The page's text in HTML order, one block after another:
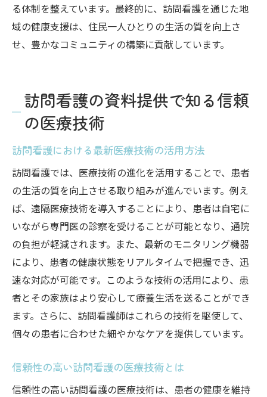
る体制を整えています。最終的に、訪問看護を通じた地
域の健康支援は、住民一人ひとりの生活の質を向上さ
せ、豊かなコミュニティの構築に貢献しています。
訪問看護の資料提供で知る信頼
の医療技術
訪問看護における最新医療技術の活用方法
訪問看護では、医療技術の進化を活用することで、患者
の生活の質を向上させる取り組みが進んでいます。例え
ば、遠隔医療技術を導入することにより、患者は自宅に
いながら専門医の診察を受けることが可能となり、通院
の負担が軽減されます。また、最新のモニタリング機器
により、患者の健康状態をリアルタイムで把握でき、迅
速な対応が可能です。このような技術の活用により、患
者とその家族はより安心して療養生活を送ることができ
ます。さらに、訪問看護師はこれらの技術を駆使して、
個々の患者に合わせた細やかなケアを提供しています。
信頼性の高い訪問看護の医療技術とは
信頼性の高い訪問看護の医療技術は、患者の健康を維持